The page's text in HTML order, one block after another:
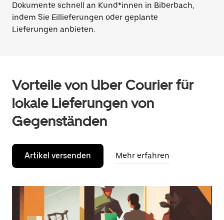
Dokumente schnell an Kund*innen in Biberbach,
indem Sie Eillieferungen oder geplante
Lieferungen anbieten.
Vorteile von Uber Courier für
lokale Lieferungen von
Gegenständen
Artikel versenden Mehr erfahren